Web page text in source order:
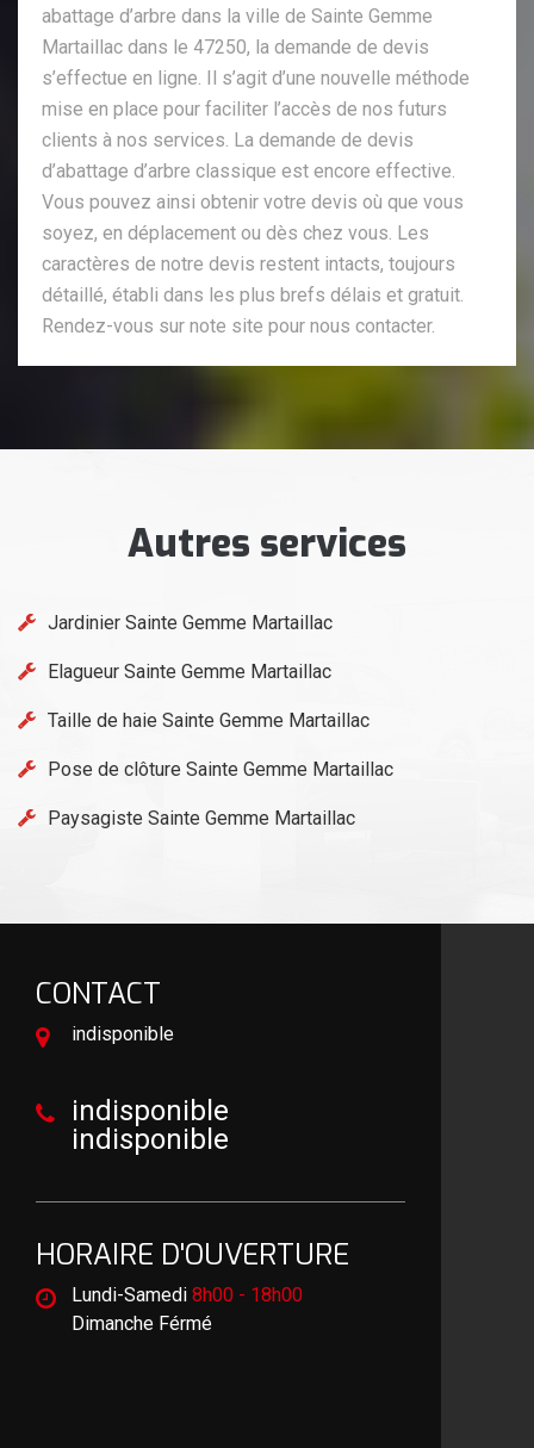
abattage d’arbre dans la ville de Sainte Gemme
Martaillac dans le 47250, la demande de devis
s’effectue en ligne. Il s’agit d’une nouvelle méthode
mise en place pour faciliter l’accès de nos futurs
clients à nos services. La demande de devis
d’abattage d’arbre classique est encore effective.
Vous pouvez ainsi obtenir votre devis où que vous
soyez, en déplacement ou dès chez vous. Les
caractères de notre devis restent intacts, toujours
détaillé, établi dans les plus brefs délais et gratuit.
Rendez-vous sur note site pour nous contacter.
Autres services
Jardinier Sainte Gemme Martaillac
Elagueur Sainte Gemme Martaillac
Taille de haie Sainte Gemme Martaillac
Pose de clôture Sainte Gemme Martaillac
Paysagiste Sainte Gemme Martaillac
CONTACT
indisponible
indisponible
indisponible
HORAIRE D'OUVERTURE
Lundi-Samedi 8h00 - 18h00
Dimanche Férmé